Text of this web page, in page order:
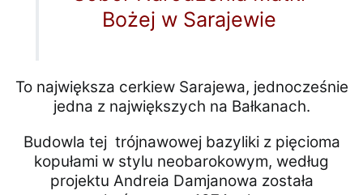
Bożej w Sarajewie
To największa cerkiew Sarajewa, jednocześnie
jedna z największych na Bałkanach.
Budowla tej trójnawowej bazyliki z pięcioma
kopułami w stylu neobarokowym, według
projektu Andreia Damjanowa została